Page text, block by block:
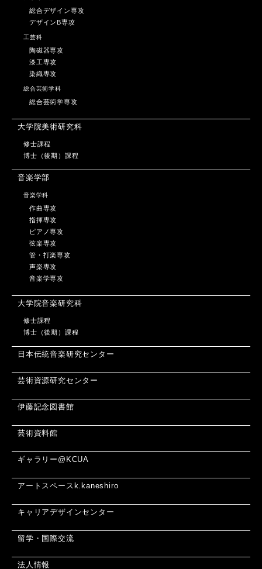
総合デザイン専攻
デザインB専攻
工芸科
陶磁器専攻
漆工専攻
染織専攻
総合芸術学科
総合芸術学専攻
大学院美術研究科
修士課程
博士（後期）課程
音楽学部
音楽学科
作曲専攻
指揮専攻
ピアノ専攻
弦楽専攻
管・打楽専攻
声楽専攻
音楽学専攻
大学院音楽研究科
修士課程
博士（後期）課程
日本伝統音楽研究センター
芸術資源研究センター
伊藤記念図書館
芸術資料館
ギャラリー@KCUA
アートスペースk.kaneshiro
キャリアデザインセンター
留学・国際交流
法人情報